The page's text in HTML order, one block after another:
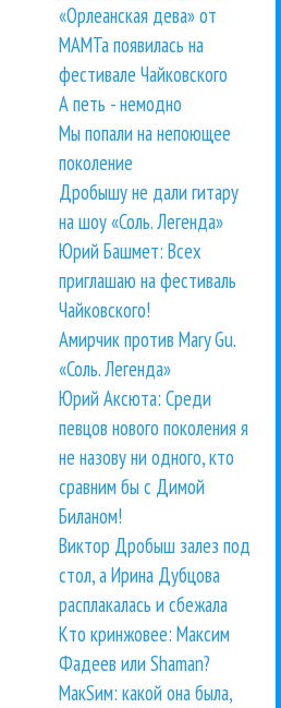
«Орлеанская дева» от
МАМТа появилась на
фестивале Чайковского
А петь - немодно
Мы попали на непоющее
поколение
Дробышу не дали гитару
на шоу «Соль. Легенда»
Юрий Башмет: Всех
приглашаю на фестиваль
Чайковского!
Амирчик против Mary Gu.
«Соль. Легенда»
Юрий Аксюта: Среди
певцов нового поколения я
не назову ни одного, кто
сравним бы с Димой
Биланом!
Виктор Дробыш залез под
стол, а Ирина Дубцова
расплакалась и сбежала
Кто кринжовее: Максим
Фадеев или Shaman?
МакSим: какой она была,